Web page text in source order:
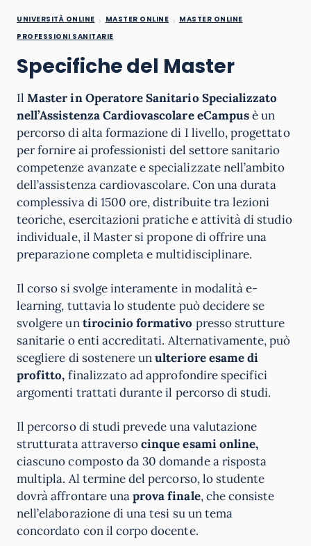
UNIVERSITÀ ONLINE MASTER ONLINE
MASTER ONLINE
PROFESSIONI SANITARIE
Specifiche del Master
IlMaster in Operatore Sanitario Specializzato
nell’Assistenza Cardiovascolare eCampusè un
percorso di alta formazione di I livello, progettato
per fornire ai professionisti del settore sanitario
competenze avanzate e specializzate nell’ambito
dell’assistenza cardiovascolare. Con una durata
complessiva di 1500 ore, distribuite tra lezioni
teoriche, esercitazioni pratiche e attività di studio
individuale, il Master si propone di offrire una
preparazione completa e multidisciplinare.
Il corso si svolge interamente in modalità e-
learning, tuttavia lo studente può decidere se
svolgere untirocinio formativo presso strutture
sanitarie o enti accreditati. Alternativamente, può
scegliere di sostenere unulteriore esame di
profitto, finalizzato ad approfondire specifici
argomenti trattati durante il percorso di studi.
Il percorso di studi prevede una valutazione
strutturata attraversocinque esami online,
ciascuno composto da 30 domande a risposta
multipla. Al termine del percorso, lo studente
dovrà affrontare unaprova finale, che consiste
nell’elaborazione di una tesi su un tema
concordato con il corpo docente.